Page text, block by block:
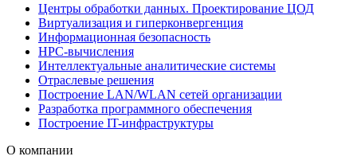
Центры обработки данных. Проектирование ЦОД
Виртуализация и гиперконвергенция
Информационная безопасность
HPC-вычисления
Интеллектуальные аналитические системы
Отраслевые решения
Построение LAN/WLAN сетей организации
Разработка программного обеспечения
Построение IT-инфраструктуры
О компании